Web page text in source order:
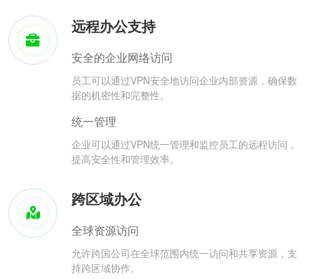
远程办公支持
安全的企业网络访问
员工可以通过VPN安全地访问企业内部资源，确保数
据的机密性和完整性。
统一管理
企业可以通过VPN统一管理和监控员工的远程访问，
提高安全性和管理效率。
跨区域办公
全球资源访问
允许跨国公司在全球范围内统一访问和共享资源，支
持跨区域协作。